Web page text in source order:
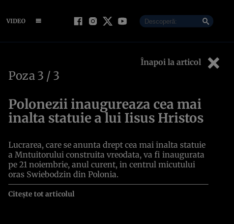
VIDEO
Înapoi la articol
Poza 3 / 3
Polonezii inaugureaza cea mai
inalta statuie a lui Iisus Hristos
Lucrarea, care se anunta drept cea mai inalta statuie
a Mntuitorului construita vreodata, va fi inaugurata
pe 21 noiembrie, anul curent, in centrul micutului
oras Swiebodzin din Polonia.
Citește tot articolul